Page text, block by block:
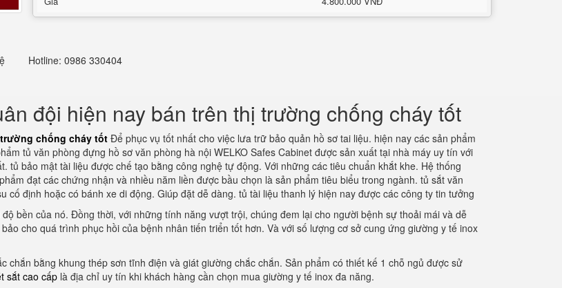
Hotline: 0986 330404
đội hiện nay bán trên thị trường chống cháy tốt
chống cháy tốt Để phục vụ tốt nhất cho việc lưa trữ bảo quản hồ sơ tai liệu. hiện nay các sản phẩm
tủ văn phòng đựng hồ sơ văn phòng hà nội WELKO Safes Cabinet được sản xuất tại nhà máy uy tín với
tủ bảo mật tài liệu được chế tạo bằng công nghệ tự động. Với những các tiêu chuẩn khắt khe. Hệ thống
đạt các chứng nhận và nhiều năm liền được bầu chọn là sản phẩm tiêu biểu trong ngành. tủ sắt văn
định hoặc có bánh xe di động. Giúp đặt dễ dàng. tủ tài liệu thanh lý hiện nay được các công ty tin tưởng
độ bền của nó. Đồng thời, với những tính năng vượt trội, chúng đem lại cho người bệnh sự thoải mái và dễ
cho quá trình phục hồi của bệnh nhân tiến triển tốt hơn. Và với số lượng cơ sở cung ứng giường y tế inox
chắn bằng khung thép sơn tĩnh điện và giát giường chắc chắn. Sản phẩm có thiết kế 1 chỗ ngủ được sử
sắt cao cấp là địa chỉ uy tín khi khách hàng cần chọn mua giường y tế inox đa năng.